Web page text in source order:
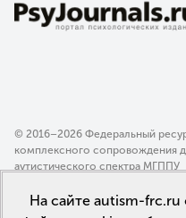
© 2016–2026 Федеральный
комплексного сопровождения
аутистического спектра МГППУ
Политика конфиденциальности
На сайте autism-frc.ru